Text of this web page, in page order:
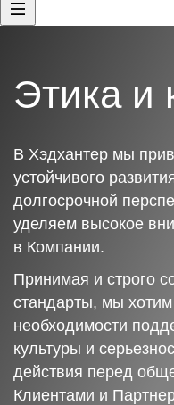
Этика и
В Хэдхантер мы
устойчивого
долгосрочной
уделяем высокое
в Компании.
Принимая и строго
стандарты, мы
необходимости
культуры и
действия перед
Клиентами и